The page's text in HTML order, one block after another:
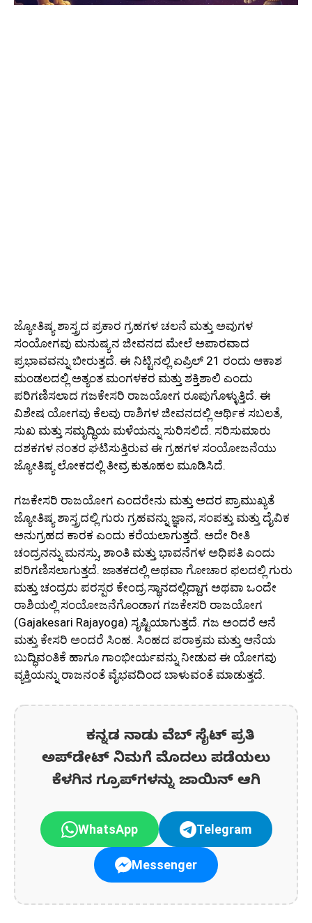
ಜ್ಯೋತಿಷ್ಯ ಶಾಸ್ತ್ರದ ಪ್ರಕಾರ ಗ್ರಹಗಳ ಚಲನೆ ಮತ್ತು ಅವುಗಳ
ಸಂಯೋಗವು ಮನುಷ್ಯನ ಜೀವನದ ಮೇಲೆ ಅಪಾರವಾದ
ಪ್ರಭಾವವನ್ನು ಬೀರುತ್ತದೆ. ಈ ನಿಟ್ಟಿನಲ್ಲಿ ಏಪ್ರಿಲ್ 21 ರಂದು ಆಕಾಶ
ಮಂಡಲದಲ್ಲಿ ಅತ್ಯಂತ ಮಂಗಳಕರ ಮತ್ತು ಶಕ್ತಿಶಾಲಿ ಎಂದು
ಪರಿಗಣಿಸಲಾದ ಗಜಕೇಸರಿ ರಾಜಯೋಗ ರೂಪುಗೊಳ್ಳುತ್ತಿದೆ. ಈ
ವಿಶೇಷ ಯೋಗವು ಕೆಲವು ರಾಶಿಗಳ ಜೀವನದಲ್ಲಿ ಆರ್ಥಿಕ ಸಬಲತೆ,
ಸುಖ ಮತ್ತು ಸಮೃದ್ಧಿಯ ಮಳೆಯನ್ನು ಸುರಿಸಲಿದೆ. ಸರಿಸುಮಾರು
ದಶಕಗಳ ನಂತರ ಘಟಿಸುತ್ತಿರುವ ಈ ಗ್ರಹಗಳ ಸಂಯೋಜನೆಯು
ಜ್ಯೋತಿಷ್ಯ ಲೋಕದಲ್ಲಿ ತೀವ್ರ ಕುತೂಹಲ ಮೂಡಿಸಿದೆ.
ಗಜಕೇಸರಿ ರಾಜಯೋಗ ಎಂದರೇನು ಮತ್ತು ಅದರ ಪ್ರಾಮುಖ್ಯತೆ
ಜ್ಯೋತಿಷ್ಯ ಶಾಸ್ತ್ರದಲ್ಲಿ ಗುರು ಗ್ರಹವನ್ನು ಜ್ಞಾನ, ಸಂಪತ್ತು ಮತ್ತು ದೈವಿಕ
ಅನುಗ್ರಹದ ಕಾರಕ ಎಂದು ಕರೆಯಲಾಗುತ್ತದೆ. ಅದೇ ರೀತಿ
ಚಂದ್ರನನ್ನು ಮನಸ್ಸು, ಶಾಂತಿ ಮತ್ತು ಭಾವನೆಗಳ ಅಧಿಪತಿ ಎಂದು
ಪರಿಗಣಿಸಲಾಗುತ್ತದೆ. ಜಾತಕದಲ್ಲಿ ಅಥವಾ ಗೋಚಾರ ಫಲದಲ್ಲಿ ಗುರು
ಮತ್ತು ಚಂದ್ರರು ಪರಸ್ಪರ ಕೇಂದ್ರ ಸ್ಥಾನದಲ್ಲಿದ್ದಾಗ ಅಥವಾ ಒಂದೇ
ರಾಶಿಯಲ್ಲಿ ಸಂಯೋಜನೆಗೊಂಡಾಗ ಗಜಕೇಸರಿ ರಾಜಯೋಗ
(Gajakesari Rajayoga) ಸೃಷ್ಟಿಯಾಗುತ್ತದೆ. ಗಜ ಅಂದರೆ ಆನೆ
ಮತ್ತು ಕೇಸರಿ ಅಂದರೆ ಸಿಂಹ. ಸಿಂಹದ ಪರಾಕ್ರಮ ಮತ್ತು ಆನೆಯ
ಬುದ್ಧಿವಂತಿಕೆ ಹಾಗೂ ಗಾಂಭೀರ್ಯವನ್ನು ನೀಡುವ ಈ ಯೋಗವು
ವ್ಯಕ್ತಿಯನ್ನು ರಾಜನಂತೆ ವೈಭವದಿಂದ ಬಾಳುವಂತೆ ಮಾಡುತ್ತದೆ.
ಕನ್ನಡ ನಾಡು ವೆಬ್ ಸೈಟ್ ಪ್ರತಿ
ಅಪ್‌ಡೇಟ್‌ ನಿಮಗೆ ಮೊದಲು ಪಡೆಯಲು
ಕೆಳಗಿನ ಗ್ರೂಪ್‌ಗಳನ್ನು ಜಾಯಿನ್ ಆಗಿ
WhatsApp Telegram
Messenger